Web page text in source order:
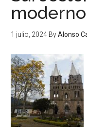
moderno
1 julio, 2024 ByAlonso